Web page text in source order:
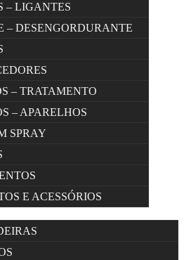
– LIGANTES
– DESENGORDURANTE
– TRATAMENTO
– APARELHOS
SPRAY
E ACESSÓRIOS